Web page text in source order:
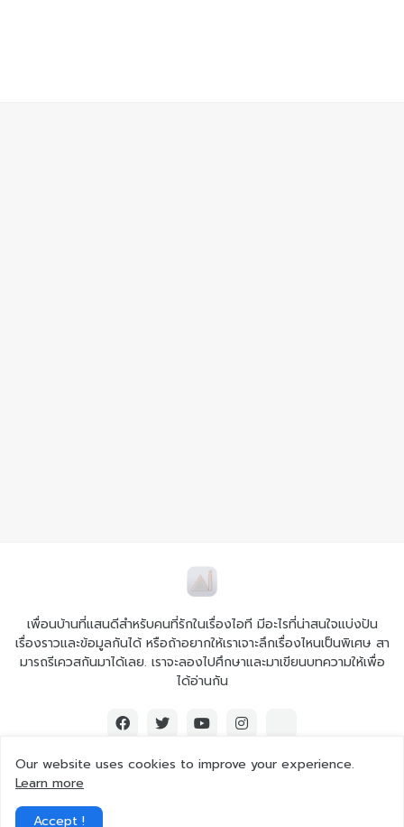
เพื่อนบ้านที่แสนดีสำหรับคนที่รักในเรื่องไอที มีอะไรที่น่าสนใจแบ่งปัน
เรื่องราวและข้อมูลกันได้ หรือถ้าอยากให้เราเจาะลึกเรื่องไหนเป็นพิเศษ สา
มารถรีเควสกันมาได้เลย. เราจะลองไปศึกษาและมาเขียนบทความให้เพื่อ
ได้อ่านกัน
Our website uses cookies to improve your experience.
Learn more
Accept !